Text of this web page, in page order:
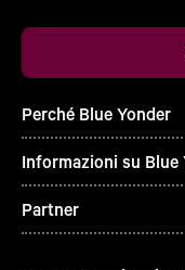
Perché Blue Yonder
Informazioni su Blue
Partner